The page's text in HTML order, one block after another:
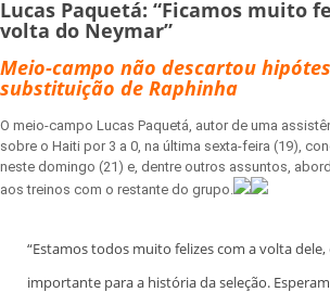
Lucas Paquetá: “Ficamos muito
volta do Neymar”
Meio-campo não descartou
substituição de Raphinha
O meio-campo Lucas Paquetá, autor de uma
sobre o Haiti por 3 a 0, na última sexta-feira (19),
neste domingo (21) e, dentre outros assuntos,
aos treinos com o restante do grupo.
“Estamos todos muito felizes com a volta
importante para a história da seleção.